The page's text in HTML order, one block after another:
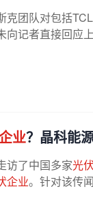
克团队对包括
向记者直接回应
业？晶科能
访了中国多家光
企业。针对该传